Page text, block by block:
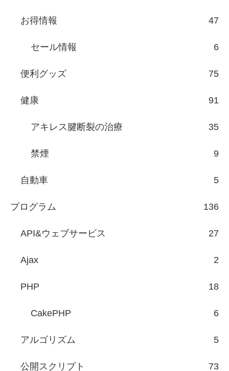
お得情報 47
セール情報 6
便利グッズ 75
健康 91
アキレス腱断裂の治療 35
禁煙 9
自動車 5
プログラム 136
API&ウェブサービス 27
Ajax 2
PHP 18
CakePHP 6
アルゴリズム 5
公開スクリプト 73